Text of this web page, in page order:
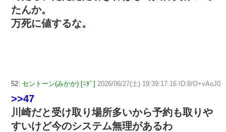
たんか。
万死に値するな。
52: セントーン(みかか) [ﾆﾀﾞ] 2026/06/27(土) 19:39:17.16 ID:8/O+vAoJ0
>>47
川崎だと受け取り場所多いから予約も取りや
すいけど今のシステム無理があるわ